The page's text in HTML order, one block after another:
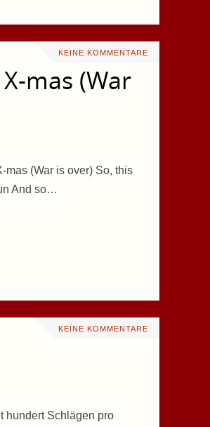
KEINE KOMMENTARE
mas (War
mas (War is over) So, this
And so…
KEINE KOMMENTARE
hundert Schlägen pro